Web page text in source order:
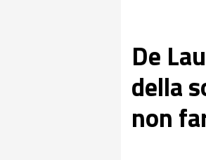
De
della
non